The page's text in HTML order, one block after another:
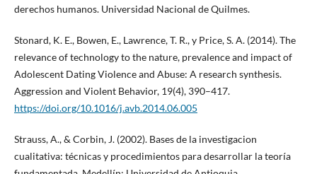
derechos humanos. Universidad Nacional de Quilmes.
Stonard, K. E., Bowen, E., Lawrence, T. R., y Price, S. A. (2014). The
relevance of technology to the nature, prevalence and impact of
Adolescent Dating Violence and Abuse: A research synthesis.
Aggression and Violent Behavior, 19(4), 390–417.
https://doi.org/10.1016/j.avb.2014.06.005
Strauss, A., & Corbin, J. (2002). Bases de la investigacion
cualitativa: técnicas y procedimientos para desarrollar la teoría